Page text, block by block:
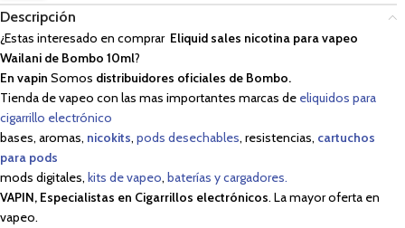
Descripción
¿Estas interesado en comprar Eliquid sales nicotina para vapeo
Wailani de Bombo 10ml?
En vapin Somos distribuidores oficiales de Bombo.
Tienda de vapeo con las mas importantes marcas de eliquidos para
cigarrillo electrónico
bases, aromas, nicokits, pods desechables, resistencias, cartuchos
para pods
mods digitales, kits de vapeo, baterías y cargadores.
VAPIN, Especialistas en Cigarrillos electrónicos. La mayor oferta en
vapeo.